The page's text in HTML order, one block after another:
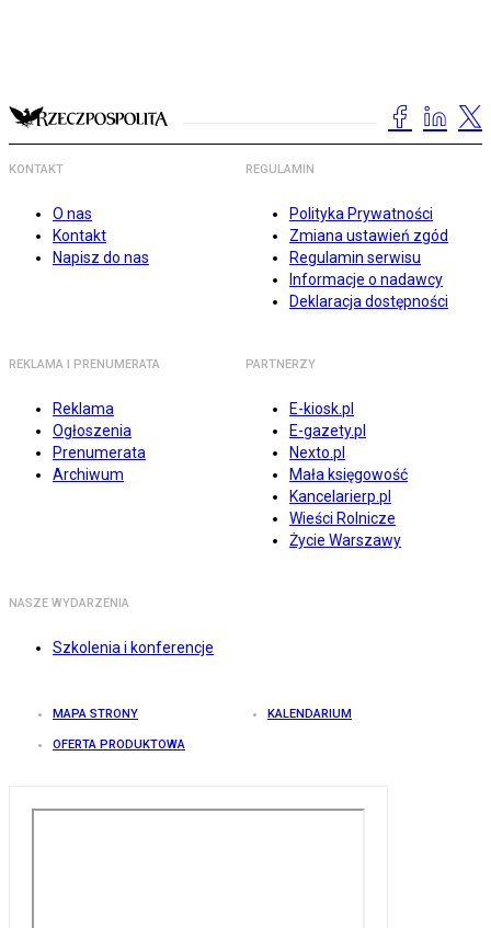
KONTAKT
O nas
Kontakt
Napisz do nas
REGULAMIN
Polityka Prywatności
Zmiana ustawień zgód
Regulamin serwisu
Informacje o nadawcy
Deklaracja dostępności
REKLAMA I PRENUMERATA
Reklama
Ogłoszenia
Prenumerata
Archiwum
PARTNERZY
E-kiosk.pl
E-gazety.pl
Nexto.pl
Mała księgowość
Kancelarierp.pl
Wieści Rolnicze
Życie Warszawy
NASZE WYDARZENIA
Szkolenia i konferencje
MAPA STRONY KALENDARIUM
OFERTA PRODUKTOWA